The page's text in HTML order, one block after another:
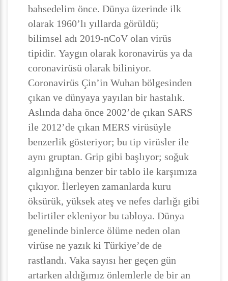
bahsedelim önce. Dünya üzerinde ilk
olarak 1960’lı yıllarda görüldü;
bilimsel adı 2019-nCoV olan virüs
tipidir. Yaygın olarak koronavirüs ya da
coronavirüsü olarak biliniyor.
Coronavirüs Çin’in Wuhan bölgesinden
çıkan ve dünyaya yayılan bir hastalık.
Aslında daha önce 2002’de çıkan SARS
ile 2012’de çıkan MERS virüsüyle
benzerlik gösteriyor; bu tip virüsler ile
aynı gruptan. Grip gibi başlıyor; soğuk
algınlığına benzer bir tablo ile karşımıza
çıkıyor. İlerleyen zamanlarda kuru
öksürük, yüksek ateş ve nefes darlığı gibi
belirtiler ekleniyor bu tabloya. Dünya
genelinde binlerce ölüme neden olan
virüse ne yazık ki Türkiye’de de
rastlandı. Vaka sayısı her geçen gün
artarken aldığımız önlemlerle de bir an